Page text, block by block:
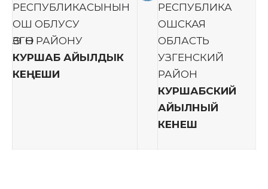
РЕСПУБЛИКАСЫНЫН
ОШ ОБЛУСУ
ӨЗГӨН РАЙОНУ
КУРШАБ АЙЫЛДЫК
КЕҢЕШИ
РЕСПУБЛИКА
ОШСКАЯ
ОБЛАСТЬ
УЗГЕНСКИЙ
РАЙОН
КУРШАБСКИЙ
АЙЫЛНЫЙ
КЕНЕШ